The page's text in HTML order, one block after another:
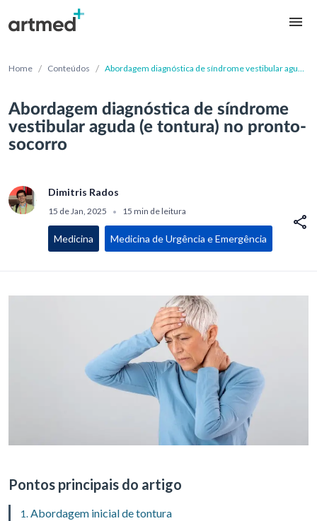
Home / Conteúdos / Abordagem diagnóstica de síndrome vestibular aguda
Abordagem diagnóstica de síndrome
vestibular aguda (e tontura) no pronto-
socorro
Dimitris Rados
15 de Jan, 2025 • 15 min de leitura
Medicina Medicina de Urgência e Emergência
Pontos principais do artigo
Abordagem inicial de tontura